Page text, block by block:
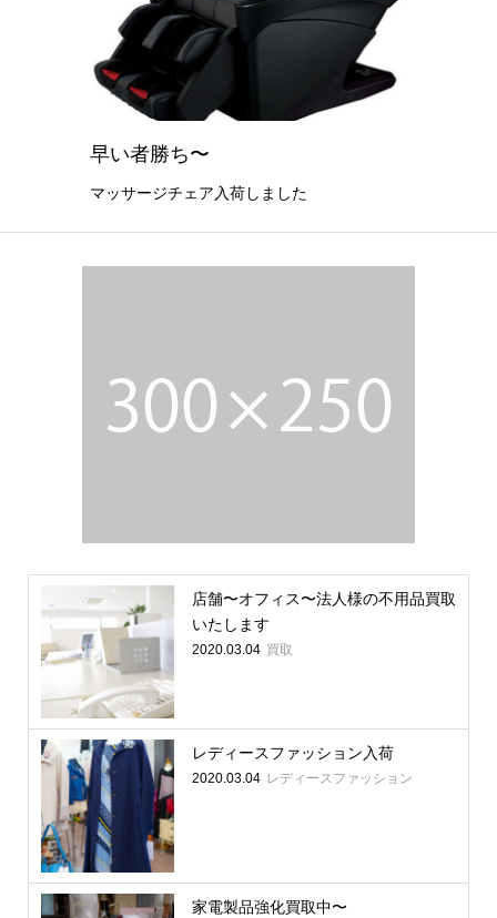
早い者勝ち〜
マッサージチェア入荷しました
店舗〜オフィス〜法人様の不用品買取
いたします
2020.03.04 買取
レディースファッション入荷
2020.03.04 レディースファッション
家電製品強化買取中〜